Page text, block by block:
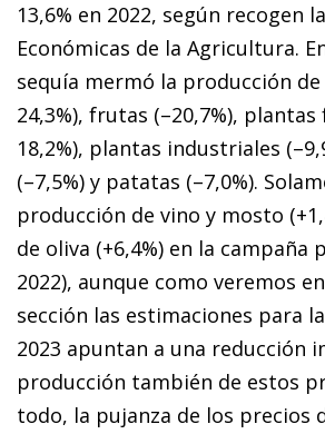
13,6% en 2022, según recogen
Económicas de la Agricultura.
sequía mermó la producción de
24,3%), frutas (–20,7%),
18,2%), plantas industriales
(–7,5%) y patatas (–7,0%).
producción de vino y mosto
de oliva (+6,4%) en la campaña
2022), aunque como veremos
sección las estimaciones para
2023 apuntan a una reducción
producción también de estos
todo, la pujanza de los precios